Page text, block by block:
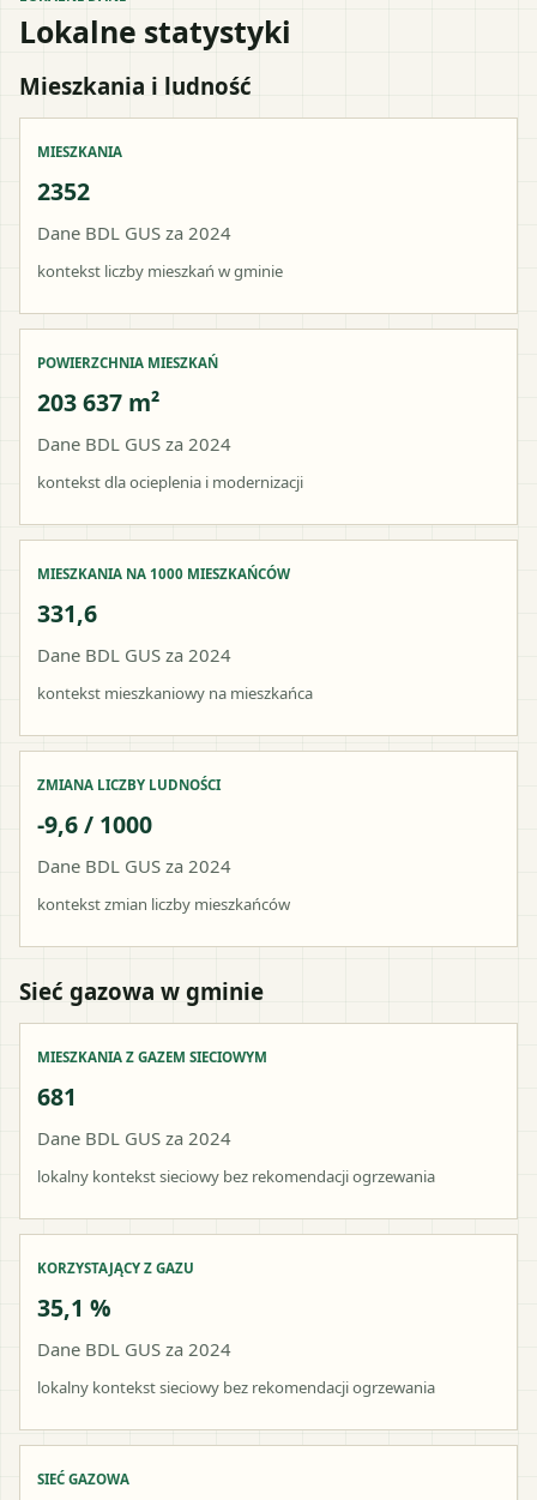
Lokalne statystyki
Mieszkania i ludność
MIESZKANIA
2352
Dane BDL GUS za 2024
kontekst liczby mieszkań w gminie
POWIERZCHNIA MIESZKAŃ
203 637 m²
Dane BDL GUS za 2024
kontekst dla ocieplenia i modernizacji
MIESZKANIA NA 1000 MIESZKAŃCÓW
331,6
Dane BDL GUS za 2024
kontekst mieszkaniowy na mieszkańca
ZMIANA LICZBY LUDNOŚCI
-9,6 / 1000
Dane BDL GUS za 2024
kontekst zmian liczby mieszkańców
Sieć gazowa w gminie
MIESZKANIA Z GAZEM SIECIOWYM
681
Dane BDL GUS za 2024
lokalny kontekst sieciowy bez rekomendacji ogrzewania
KORZYSTAJĄCY Z GAZU
35,1 %
Dane BDL GUS za 2024
lokalny kontekst sieciowy bez rekomendacji ogrzewania
SIEĆ GAZOWA